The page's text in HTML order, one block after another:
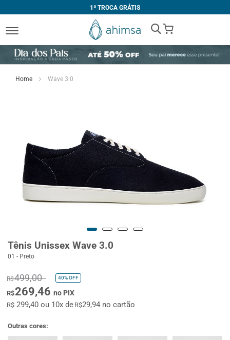
1ª TROCA GRÁTIS
My Cart
Home Wave 3.0
Tênis Unissex Wave 3.0
01 - Preto
R$499,00 40%OFF
R$269,46 no PIX
R$ 299,40 ou 10x deR$29,94 no cartão
Outras cores: